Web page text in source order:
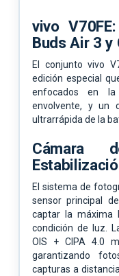
vivo
Buds Air 3 y
El conjunto vivo
edición especial
enfocados en
envolvente, y un
ultrarrápida de la
El sistema de
sensor principal
captar la máxima
condición de luz.
OIS + CIPA 4.0
garantizando
capturas a